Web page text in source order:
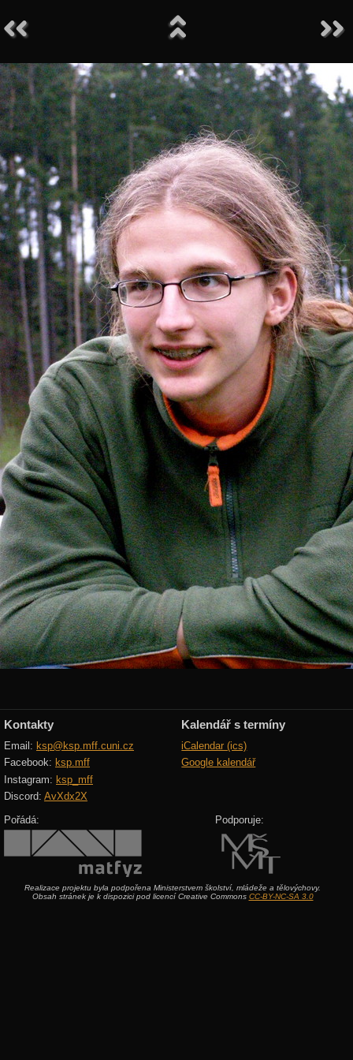
Kontakty
Email: ksp@ksp.mff.cuni.cz
Facebook: ksp.mff
Instagram: ksp_mff
Discord: AvXdx2X
Kalendář s termíny
iCalendar (ics)
Google kalendář
Pořádá: Podporuje:
Realizace projektu byla podpořena Ministerstvem školství, mládeže a tělovýchovy.
Obsah stránek je k dispozici pod licencí Creative Commons CC-BY-NC-SA 3.0